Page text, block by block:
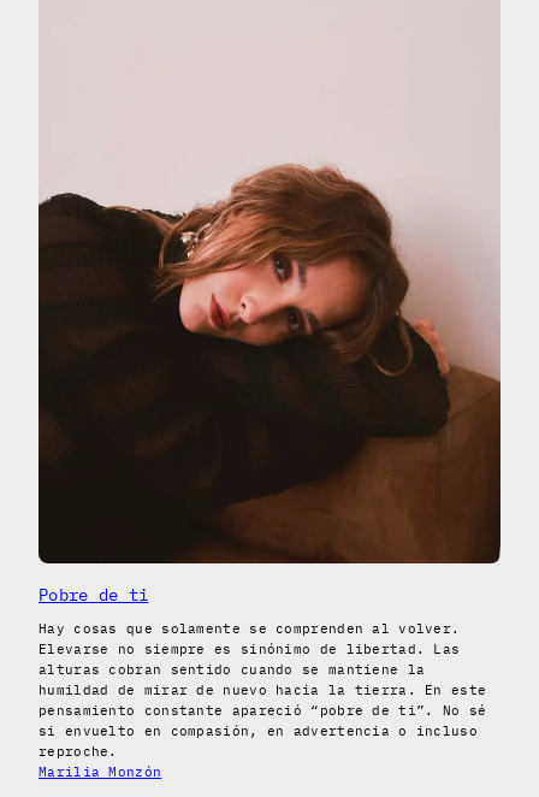
Pobre de ti
Hay cosas que solamente se comprenden al volver.
Elevarse no siempre es sinónimo de libertad. Las
alturas cobran sentido cuando se mantiene la
humildad de mirar de nuevo hacia la tierra. En este
pensamiento constante apareció “pobre de ti”. No sé
si envuelto en compasión, en advertencia o incluso
reproche.
Marilia Monzón